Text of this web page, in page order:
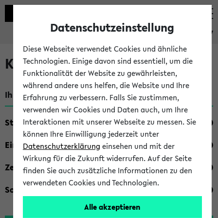
eKVV
Kombisuche im eKVV
Ihre Suchkriterien:
Studienfach
Einrichtung
Zeiten
Sonstiges
Datenschutzeinstellung
Diese Webseite verwendet Cookies und ähnliche
Technologien. Einige davon sind essentiell, um die
Funktionalität der Website zu gewährleisten,
während andere uns helfen, die Website und Ihre
Erfahrung zu verbessern. Falls Sie zustimmen,
verwenden wir Cookies und Daten auch, um Ihre
Interaktionen mit unserer Webseite zu messen. Sie
können Ihre Einwilligung jederzeit unter
Datenschutzerklärung einsehen und mit der
Wirkung für die Zukunft widerrufen. Auf der Seite
finden Sie auch zusätzliche Informationen zu den
verwendeten Cookies und Technologien.
Alle akzeptieren